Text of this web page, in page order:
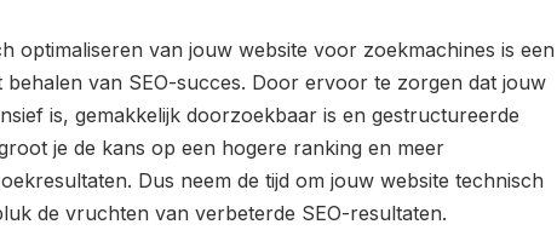
optimaliseren van jouw website voor zoekmachines is een
behalen van SEO-succes. Door ervoor te zorgen dat jouw
is, gemakkelijk doorzoekbaar is en gestructureerde
je de kans op een hogere ranking en meer
Dus neem de tijd om jouw website technisch
de vruchten van verbeterde SEO-resultaten.